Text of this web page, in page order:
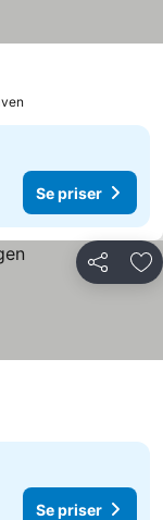
Se priser
Del
Se priser